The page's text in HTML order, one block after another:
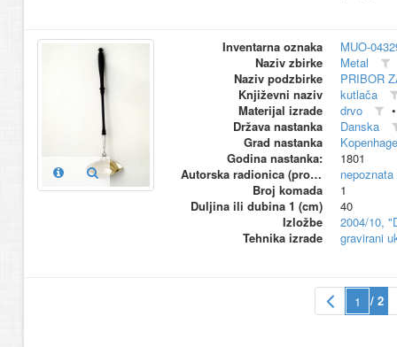
Inventarna oznaka
MUO-
Naziv zbirke
Metal
Naziv podzbirke
PRIBOR
Književni naziv
kutlača
Materijal izrade
drvo
Država nastanka
Danska
Grad nastanka
Godina nastanka:
1801
Autorska radionica (proizvođač)
nepoznata
Broj komada
1
Duljina ili dubina 1 (cm)
40
Izložbe
2004/10,
Tehnika izrade
gravirani
/ 2